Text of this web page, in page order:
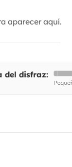
aparecer aquí.
del disfraz: